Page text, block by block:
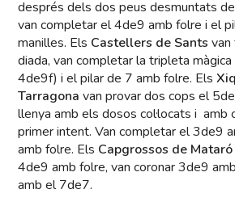
després dels dos peus desmuntats
van completar el 4de9 amb folre i el
manilles. Els Castellers de Sants van
diada, van completar la tripleta
4de9f) i el pilar de 7 amb folre. Els
Tarragona van provar dos cops el
llenya amb els dosos col·locats i amb
primer intent. Van completar el 3de9
amb folre. Els Capgrossos de Mataró
4de9 amb folre, van coronar 3de9
amb el 7de7.